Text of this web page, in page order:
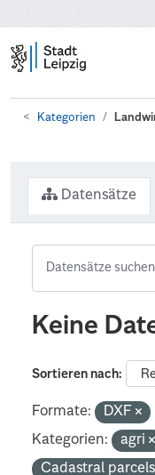
Kategorien
Datensätze
Keine
Sortieren nach
Formate: DXF
Kategorien:
agri
Cadastral